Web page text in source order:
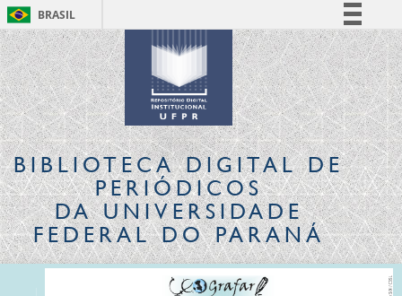
BRASIL
Simplifique!
Comunica BR
Participe
Acesso à informação
Legislação
Canais
BIBLIOTECA DIGITALDE
PERIÓDICOS
DA UNIVERSIDADE
FEDERAL DO PARANÁ